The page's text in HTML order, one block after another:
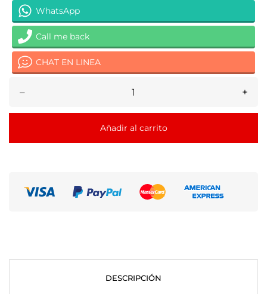
WhatsApp
Call me back
CHAT EN LINEA
– +
Añadir al carrito
DESCRIPCIÓN